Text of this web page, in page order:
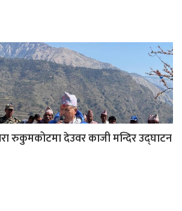
रुकुमकोटमा देउवर काजी मन्दिर उद्घाटन